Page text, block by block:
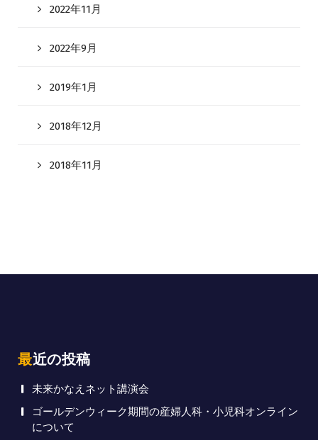
2022年11月
2022年9月
2019年1月
2018年12月
2018年11月
最近の投稿
未来かなえネット講演会
ゴールデンウィーク期間の産婦人科・小児科オンライン
について